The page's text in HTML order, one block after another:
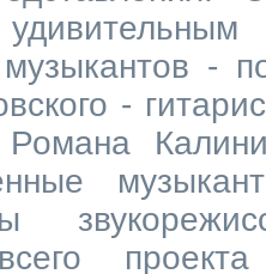
-
-
Романа